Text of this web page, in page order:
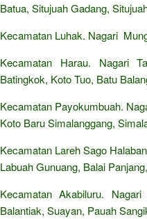
Batua, Situjuah Gadang,
Kecamatan Luhak. Nagari
Kecamatan Harau. Nagari
Batingkok, Koto Tuo, Batu
Kecamatan Payokumbuah.
Koto Baru Simalanggang,
Kecamatan Lareh Sago
Labuah Gunuang, Balai
Kecamatan Akabiluru.
Balantiak, Suayan, Pauah